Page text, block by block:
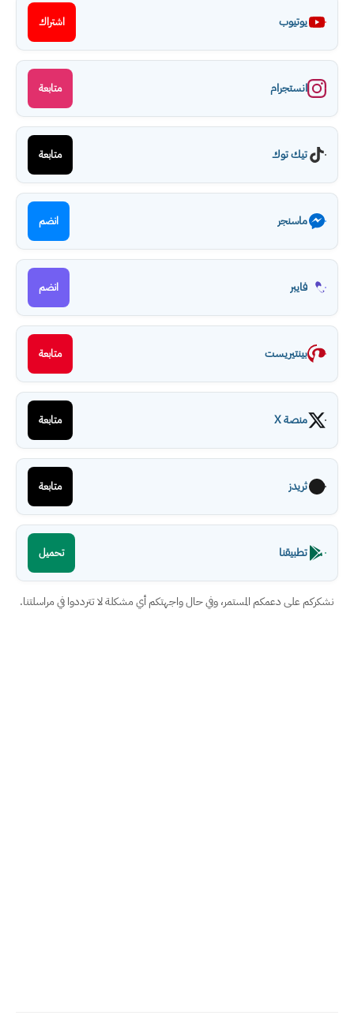
يوتيوب اشتراك
انستجرام متابعة
تيك توك متابعة
ماسنجر انضم
فايبر انضم
بينتيريست متابعة
منصة X متابعة
ثريدز متابعة
تطبيقنا تحميل
نشكركم على دعمكم المستمر، وفي حال واجهتكم أي مشكلة لا تترددوا في مراسلتنا.